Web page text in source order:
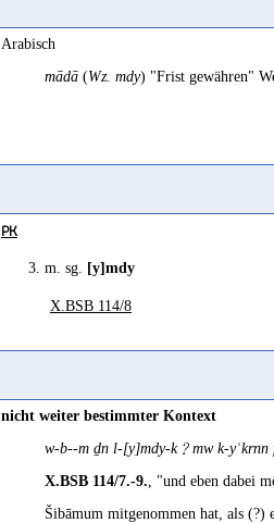
Arabisch
mādā (Wz. mdy) "Frist gewähren"
PK
3. m. sg. [y]mdy
X.BSB 114/8
nicht weiter bestimmter Kontext
w-b--m ḏn l-[y]mdy-k﹖mw k-yʿkrnn
X.BSB 114/7.-9., "und eben dabei
Šibāmum mitgenommen hat, als